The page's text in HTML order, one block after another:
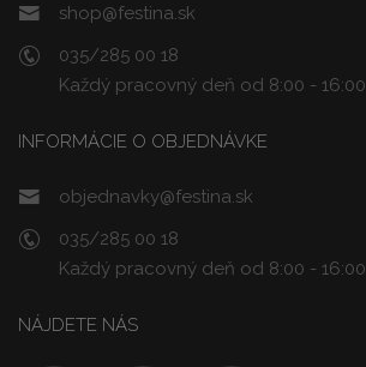
shop@festina.sk
035/285 00 18
Každý pracovný deň od 8:00 - 16:00
INFORMÁCIE O OBJEDNÁVKE
objednavky@festina.sk
035/285 00 18
Každý pracovný deň od 8:00 - 16:00
NÁJDETE NÁS